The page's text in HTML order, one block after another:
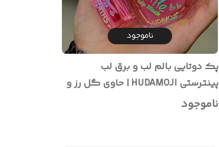
ناموجود
پک دوتایی بالم لب و برق لب
پینترستی HUDAMOJI | حاوی گل رز و
کلاژن
ناموجود